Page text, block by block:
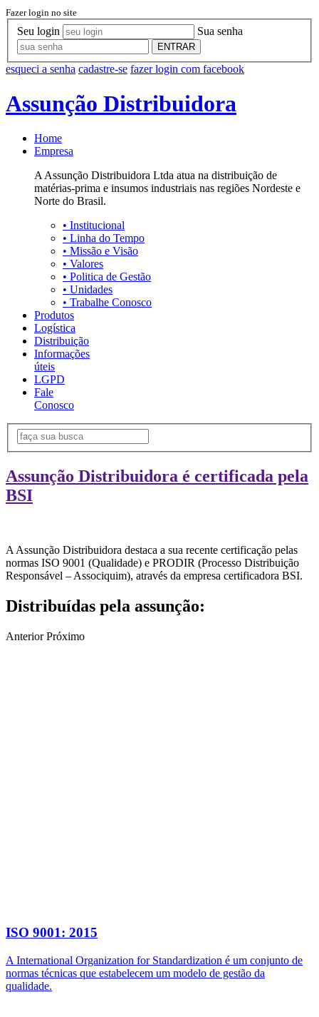
Fazer login no site
Seu login Sua senha
ENTRAR
esqueci a senha cadastre-se fazer login com facebook
Assunção Distribuidora
Home
Empresa
A Assunção Distribuidora Ltda atua na distribuição de
matérias-prima e insumos industriais nas regiões Nordeste e
Norte do Brasil.
• Institucional
• Linha do Tempo
• Missão e Visão
• Valores
• Politica de Gestão
• Unidades
• Trabalhe Conosco
Produtos
Logística
Distribuição
Informações
úteis
LGPD
Fale
Conosco
Assunção Distribuidora é certificada pela
BSI
A Assunção Distribuidora destaca a sua recente certificação pelas
normas ISO 9001 (Qualidade) e PRODIR (Processo Distribuição
Responsável – Associquim), através da empresa certificadora BSI.
Distribuídas pela assunção:
Anterior Próximo
ISO 9001: 2015
A International Organization for Standardization é um conjunto de
normas técnicas que estabelecem um modelo de gestão da
qualidade.